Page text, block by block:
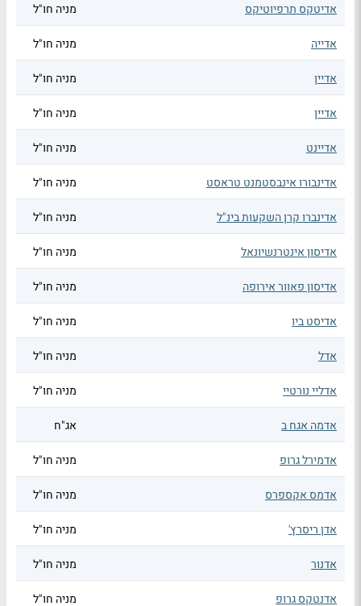
אדיטקס תרפיוטיקס מניה חו"ל
אדייה מניה חו"ל
אדיין מניה חו"ל
אדיין מניה חו"ל
אדיינט מניה חו"ל
אדינבורו אינבסטמנט טראסט מניה חו"ל
אדינברו קרן השקעות בינ"ל מניה חו"ל
אדיסון אינטרנשיונאל מניה חו"ל
אדיסון פאוור אירופה מניה חו"ל
אדיסט ביו מניה חו"ל
אדל מניה חו"ל
אדליי נורטיי מניה חו"ל
אדמה אגח ב אג"ח
אדמירל גרופ מניה חו"ל
אדמס אקספרס מניה חו"ל
אדן ריסרץ' מניה חו"ל
אדנור מניה חו"ל
אדנטקס גרופ מניה חו"ל